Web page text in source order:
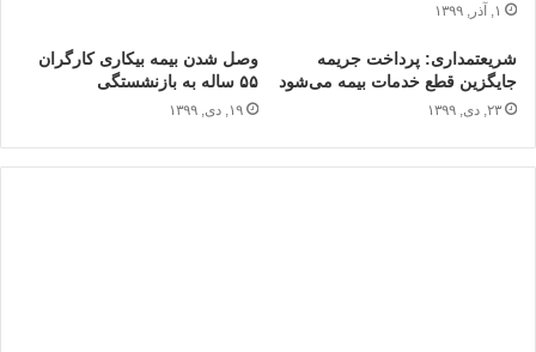
۱, آذر, ۱۳۹۹
شریعتمداری: پرداخت جریمه
جایگزین قطع خدمات بیمه‌ می‌شود
۲۳, دی, ۱۳۹۹
وصل شدن بیمه بیکاری کارگران
۵۵ ساله به بازنشستگی
۱۹, دی, ۱۳۹۹